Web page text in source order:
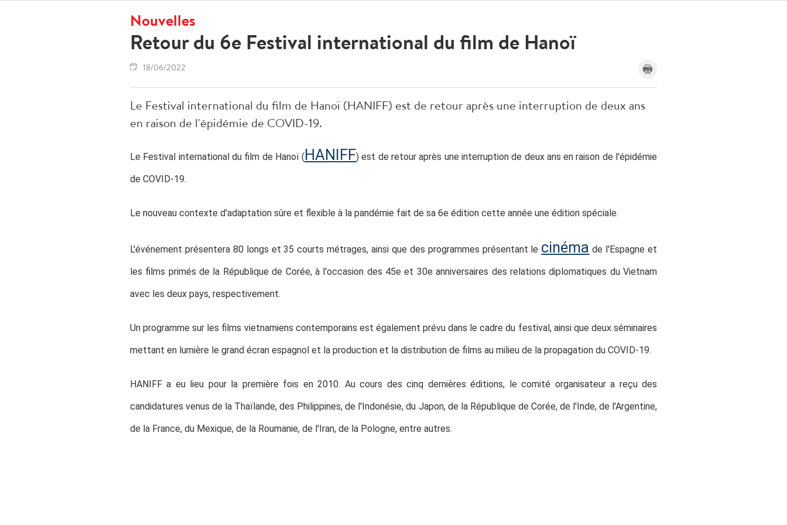
Nouvelles
Retour du 6e Festival international du film de Hanoï
18/06/2022
Le Festival international du film de Hanoï (HANIFF) est de retour après une interruption de deux ans
en raison de l'épidémie de COVID-19.
Le Festival international du film de Hanoï (HANIFF) est de retour après une interruption de deux ans en raison de l'épidémie
de COVID-19.
Le nouveau contexte d'adaptation sûre et flexible à la pandémie fait de sa 6e édition cette année une édition spéciale.
L'événement présentera 80 longs et 35 courts métrages, ainsi que des programmes présentant le cinéma de l'Espagne et
les films primés de la République de Corée, à l'occasion des 45e et 30e anniversaires des relations diplomatiques du Vietnam
avec les deux pays, respectivement.
Un programme sur les films vietnamiens contemporains est également prévu dans le cadre du festival, ainsi que deux séminaires
mettant en lumière le grand écran espagnol et la production et la distribution de films au milieu de la propagation du COVID-19.
HANIFF a eu lieu pour la première fois en 2010. Au cours des cinq dernières éditions, le comité organisateur a reçu des
candidatures venus de la Thaïlande, des Philippines, de l'Indonésie, du Japon, de la République de Corée, de l'Inde, de l'Argentine,
de la France, du Mexique, de la Roumanie, de l'Iran, de la Pologne, entre autres.